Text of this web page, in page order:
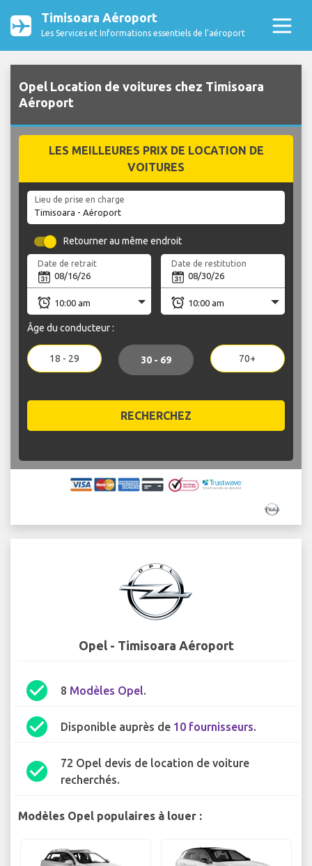
Timisoara Aéroport
Les Services et Informations essentiels de l’aéroport
Opel Location de voitures chez Timisoara
Aéroport
LES MEILLEURES PRIX DE LOCATION DE
VOITURES
Lieu de prise en charge
Retourner au même endroit
Date de retrait Date de restitution
Âge du conducteur :
18 - 29 30 - 69 70+
RECHERCHEZ
Opel - Timisoara Aéroport
check_circle 8 Modèles Opel.
check_circle Disponible auprès de 10 fournisseurs.
check_circle
72 Opel devis de location de voiture
recherchés.
Modèles Opel populaires à louer :